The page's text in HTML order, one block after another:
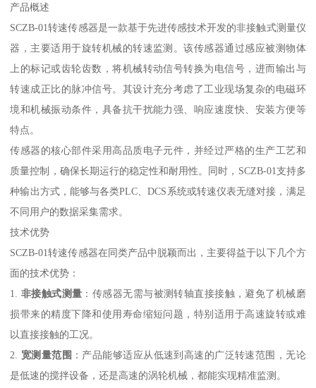
产品概述
SCZB-01转速传感器是一款基于先进传感技术开发的非接触式测量仪
器，主要适用于旋转机械的转速监测。该传感器通过感应被测物体
上的标记或齿轮齿数，将机械转动信号转换为电信号，进而输出与
转速成正比的脉冲信号。其设计充分考虑了工业现场复杂的电磁环
境和机械振动条件，具备抗干扰能力强、响应速度快、安装方便等
特点。
传感器的核心部件采用高品质电子元件，并经过严格的生产工艺和
质量控制，确保长期运行的稳定性和耐用性。同时，SCZB-01支持多
种输出方式，能够与各类PLC、DCS系统或转速仪表无缝对接，满足
不同用户的数据采集需求。
技术优势
SCZB-01转速传感器在同类产品中脱颖而出，主要得益于以下几个方
面的技术优势：
1. 非接触式测量 ：传感器无需与被测转轴直接接触，避免了机械磨
损带来的精度下降和使用寿命缩短问题，特别适用于高速旋转或难
以直接接触的工况。
2. 宽测量范围 ：产品能够适应从低速到高速的广泛转速范围，无论
是低速的搅拌设备，还是高速的涡轮机械，都能实现精准监测。